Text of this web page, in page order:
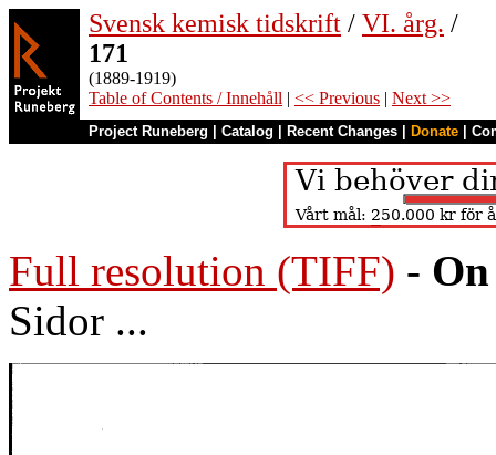
Svensk kemisk tidskrift / VI. årg. /
171
(1889-1919)
Table of Contents / Innehåll | << Previous | Next >>
Project Runeberg Catalog Recent Changes Donate
Full resolution (TIFF) -
Sidor ...